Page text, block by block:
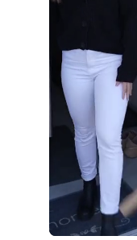
Unmute